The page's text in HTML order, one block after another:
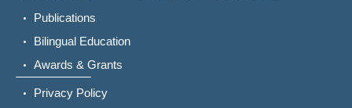
Publications
Bilingual Education
Awards & Grants
Privacy Policy